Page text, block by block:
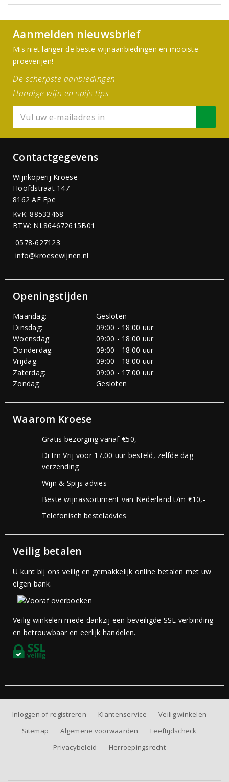
Aanmelden nieuwsbrief
Mis niet langer de beste wijnaanbiedingen en mooiste
proeverijen!
De scherpste aanbiedingen
Handige wijn en spijs tips
Contactgegevens
Wijnkoperij Kroese
Hoofdstraat 147
8162 AE Epe
KvK: 88533468
BTW: NL864672615B01
0578-627123
info@kroesewijnen.nl
Openingstijden
Maandag:
Gesloten
Dinsdag:
09:00 - 18:00 uur
Woensdag:
09:00 - 18:00 uur
Donderdag:
09:00 - 18:00 uur
Vrijdag:
09:00 - 18:00 uur
Zaterdag:
09:00 - 17:00 uur
Zondag:
Gesloten
Waarom Kroese
Gratis bezorging vanaf €50,-
Di tm Vrij voor 17.00 uur besteld, zelfde dag
verzending
Wijn & Spijs advies
Beste wijnassortiment van Nederland t/m €10,-
Telefonisch besteladvies
Veilig betalen
U kunt bij ons veilig en gemakkelijk online betalen met uw
eigen bank.
Veilig winkelen mede dankzij een beveiligde SSL verbinding
en betrouwbaar en eerlijk handelen.
Inloggen of registreren Klantenservice
Veilig winkelen
Sitemap
Algemene voorwaarden
Leeftijdscheck
Privacybeleid
Herroepingsrecht